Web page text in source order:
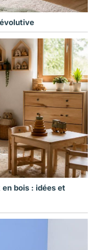
bois : idées et